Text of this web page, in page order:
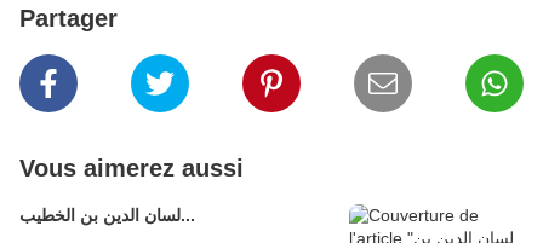
Partager
Vous aimerez aussi
لسان الدين بن الخطيب...